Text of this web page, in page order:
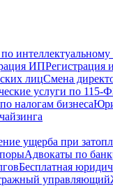
интеллектуальному
ИПРегистрация
лицСмена
услуги по 115-
налогам бизнеса
ущерба при
Адвокаты по
Бесплатная
управляющий